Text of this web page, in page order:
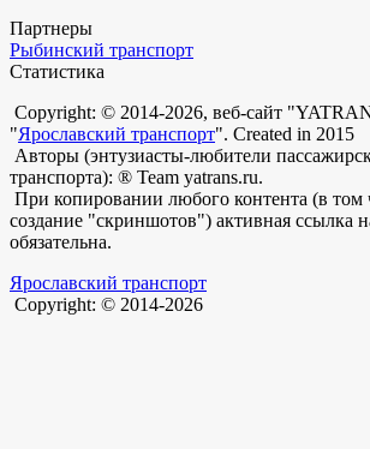
Партнеры
Рыбинский транспорт
Статистика
Copyright: © 2014-2026, веб-сайт
"Ярославский транспорт". Created in 2015
Авторы (энтузиасты-любители
транспорта): ® Team yatrans.ru.
При копировании любого контента (в том
создание "скриншотов") активная ссылка
обязательна.
Ярославский транспорт
Copyright: © 2014-2026